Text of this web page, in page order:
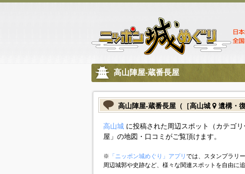
高山陣屋-蔵番長屋
高山陣屋-蔵番長屋（［高山城 遺構・復
高山城に投稿された周辺スポット（カテゴ
屋」の地図・口コミがご覧頂けます。
※ 「ニッポン城めぐり」アプリ では、スタンプラリ
周辺城郭や史跡など、様々な関連スポットを自由に追